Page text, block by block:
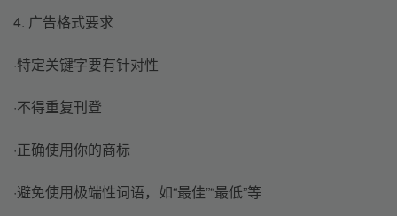
4. 广告格式要求
·特定关键字要有针对性
·不得重复刊登
·正确使用你的商标
·避免使用极端性词语，如“最佳”“最低”等